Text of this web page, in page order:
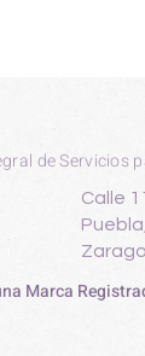
de Servicios
Calle
Marca